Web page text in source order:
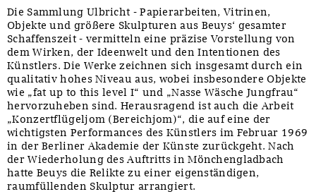
Die Sammlung Ulbricht - Papierarbeiten, Vitrinen,
Objekte und größere Skulpturen aus Beuys‘ gesamter
Schaffenszeit - vermitteln eine präzise Vorstellung von
dem Wirken, der Ideenwelt und den Intentionen des
Künstlers. Die Werke zeichnen sich insgesamt durch ein
qualitativ hohes Niveau aus, wobei insbesondere Objekte
wie „fat up to this level I“ und „Nasse Wäsche Jungfrau“
hervorzuheben sind. Herausragend ist auch die Arbeit
„Konzertflügeljom (Bereichjom)“, die auf eine der
wichtigsten Performances des Künstlers im Februar 1969
in der Berliner Akademie der Künste zurückgeht. Nach
der Wiederholung des Auftritts in Mönchengladbach
hatte Beuys die Relikte zu einer eigenständigen,
raumfüllenden Skulptur arrangiert.